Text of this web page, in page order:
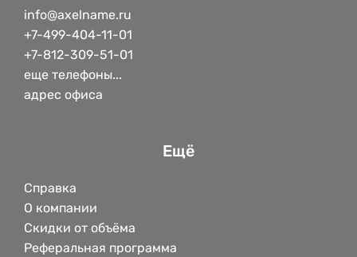
info@axelname.ru
+7-499-404-11-01
+7-812-309-51-01
еще телефоны...
адрес офиса
Ещё
Справка
О компании
Скидки от объёма
Реферальная программа